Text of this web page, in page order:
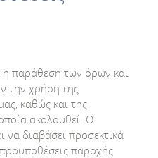
η παράθεση των όρων και
την χρήση της
καθώς και της
ακολουθεί. Ο
να διαβάσει προσεκτικά
παροχής